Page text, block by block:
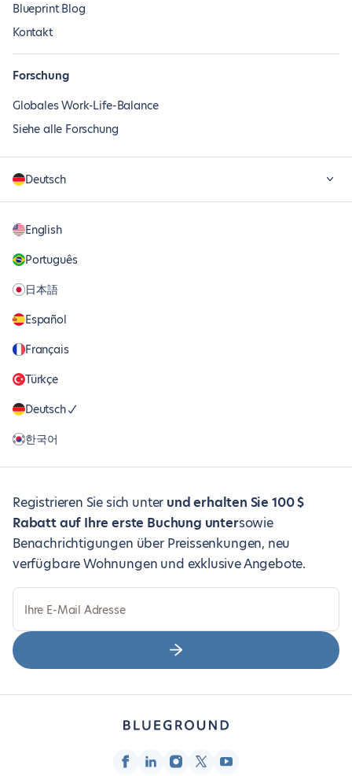
Blueprint Blog
Kontakt
Forschung
Globales Work-Life-Balance
Siehe alle Forschung
Deutsch
English
Português
日本語
Español
Français
Türkçe
Deutsch
한국어
Registrieren Sie sich unter und erhalten Sie 100 $
Rabatt auf Ihre erste Buchung untersowie
Benachrichtigungen über Preissenkungen, neu
verfügbare Wohnungen und exklusive Angebote.
Ihre E-Mail Adresse